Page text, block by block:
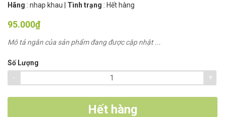
Hãng : nhap khau Tình trạng : Hết hàng
95.000₫
Mô tả ngắn của sản phẩm đang được cập nhật ...
Số Lượng
-
+
Hết hàng